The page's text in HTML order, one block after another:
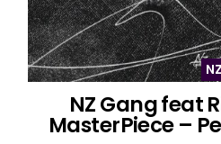
NZ Gang feat
MasterPiece –